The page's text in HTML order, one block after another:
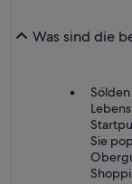
Was sind die
Sie